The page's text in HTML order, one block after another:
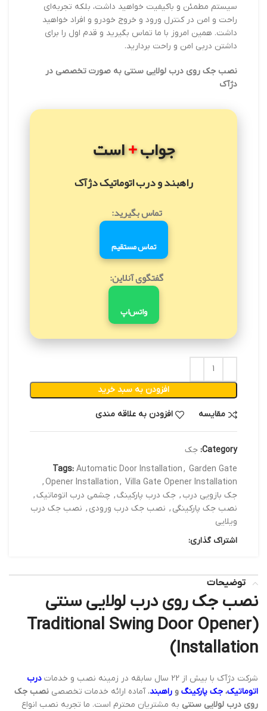
سیستم مطمئن و باکیفیت خواهید داشت، بلکه تجربه‌ای
راحت و امن در کنترل ورود و خروج خودرو و افراد خواهید
داشت. همین امروز با ما تماس بگیرید و قدم اول را برای
داشتن دربی امن و راحت بردارید.
نصب جک روی درب لولایی سنتی به صورت تخصصی در
دژآک
جواب+است
راهبند و درب اتوماتیک دژآک
تماس بگیرید:
تماس مستقیم
گفتگوی آنلاین:
واتس‌اپ
افزودن به سبد خرید
مقایسه افزودن به علاقه مندی
Category: جک
Tags: Automatic Door Installation, Garden Gate
Opener Installation, Villa Gate Opener Installation
,
جک بازویی درب , جک درب پارکینگ, چشمی درب اتوماتیک,
نصب جک پارکینگی , نصب جک درب ورودی , نصب جک درب
ویلایی
اشتراک گذاری:
توضیحات
نصب جک روی درب لولایی سنتی
(Traditional Swing Door Opener
Installation)
شرکت دژآک با بیش از 22 سال سابقه در زمینه نصب و خدمات
درب
اتوماتیک، جک پارکینگ و راهبند، آماده ارائه خدمات تخصصی نصب جک
روی درب لولایی سنتی به مشتریان محترم است. ما تجربه نصب انواع